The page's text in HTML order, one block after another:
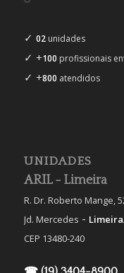
✓ 02unidades
✓ +100 profissionais
✓ +800 atendidos
UNIDADES
ARIL - Limeira
R. Dr. Roberto Mange,
Jd. Mercedes -
CEP 13480-240